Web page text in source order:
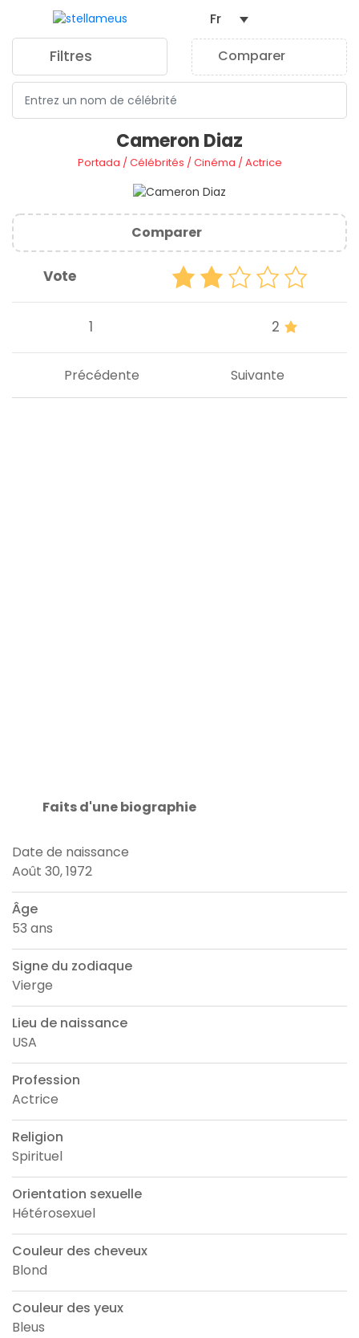
Filtres Comparer
Fr
Cameron Diaz
Portada /Célébrités /Cinéma /Actrice
Comparer
Vote
1 2
Suivante
Précédente
Faits d'une biographie
Date de naissance
Août 30, 1972
Âge
53 ans
Signe du zodiaque
Vierge
Lieu de naissance
USA
Profession
Actrice
Religion
Spirituel
Orientation sexuelle
Hétérosexuel
Couleur des cheveux
Blond
Couleur des yeux
Bleus